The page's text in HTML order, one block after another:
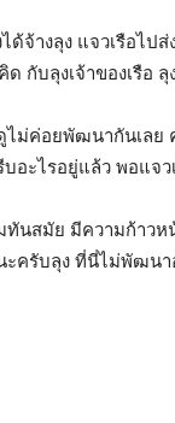
างลุง แจวเรือไปส่
กับลุงเจ้าของเรือ
ม่ค่อยพัฒนากันเลย
อะไรอยู่แล้ว พอแจว
ทันสมัย มีความก้า
ครับลุง ที่นี่ไม่พัฒนา